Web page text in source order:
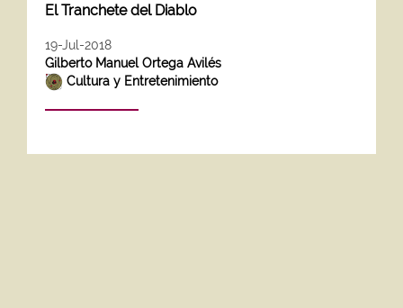
El Tranchete del Diablo
19-Jul-2018
Gilberto Manuel Ortega Avilés
Cultura y Entretenimiento